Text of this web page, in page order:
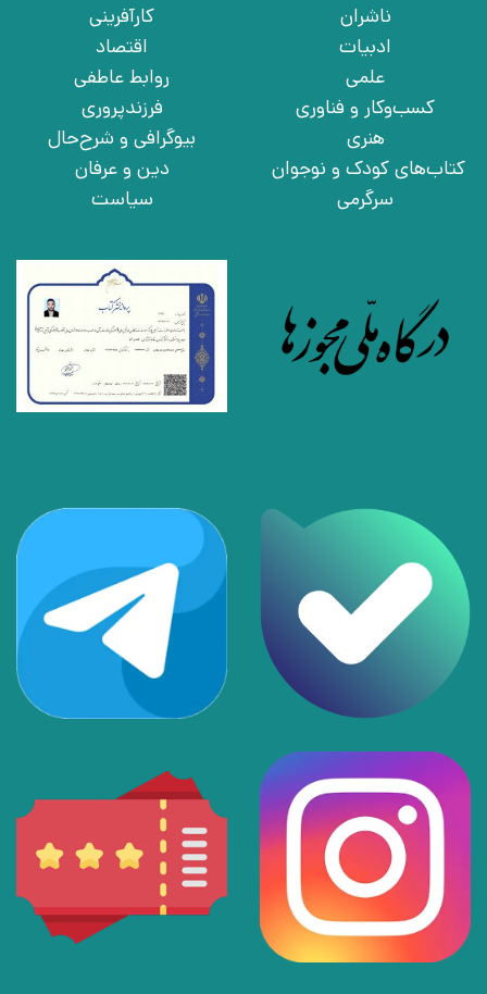
ناشران
ادبیات
علمی
کسب‌وکار و فناوری
هنری
کتاب‌های کودک و نوجوان
سرگرمی
کارآفرینی
اقتصاد
روابط عاطفی
فرزندپروری
بیوگرافی و شرح‌حال
دین و عرفان
سیاست